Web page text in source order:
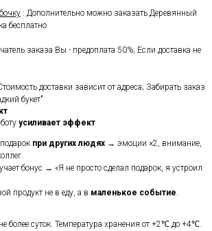
: Дополнительно можно заказать Деревянный
бесплатно
заказа Вы - предоплата 50%; Если доставка не
доставки зависит от адреса; Забирать заказ
букет"
усиливает эффект
при других людях → эмоции ×2, внимание,
бонус → «Я не просто сделал подарок, я устроил
продукт не в еду, а в маленькое событие.
более суток. Температура хранения от +2℃ до +4℃.